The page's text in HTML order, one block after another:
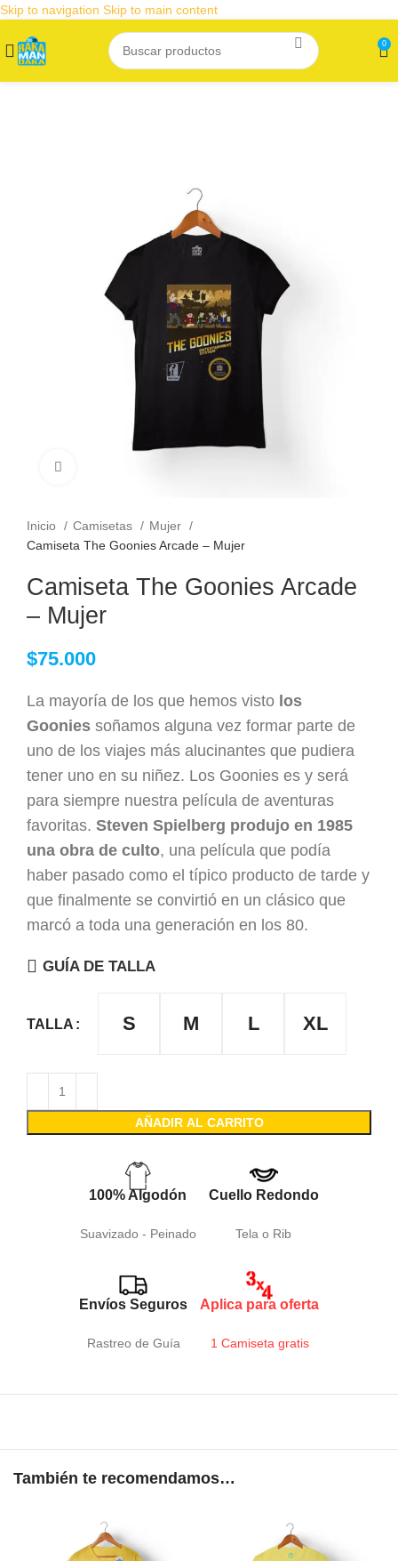
Skip to navigation Skip to main content
0
Inicio Camisetas
Mujer
Camiseta The Goonies Arcade – Mujer
Camiseta The Goonies Arcade
– Mujer
$75.000
La mayoría de los que hemos visto los
Goonies soñamos alguna vez formar parte de
uno de los viajes más alucinantes que pudiera
tener uno en su niñez. Los Goonies es y será
para siempre nuestra película de aventuras
favoritas. Steven Spielberg produjo en 1985
una obra de culto, una película que podía
haber pasado como el típico producto de tarde y
que finalmente se convirtió en un clásico que
marcó a toda una generación en los 80.
GUÍA DE TALLA
TALLA S M L XL
AÑADIR AL CARRITO
100% Algodón
Suavizado - Peinado
Cuello Redondo
Tela o Rib
Envíos Seguros
Rastreo de Guía
Aplica para oferta
1 Camiseta gratis
También te recomendamos…